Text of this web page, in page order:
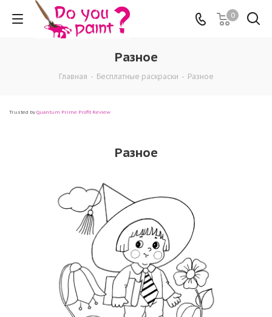
0
Разное
Главная - Бесплатные раскраски - Разное
Trusted by Quantum Prime Profit Review
Разное